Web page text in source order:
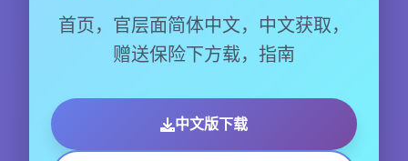
首页，官层面简体中文，中文获取，
赠送保险下方载，指南
中文版下载